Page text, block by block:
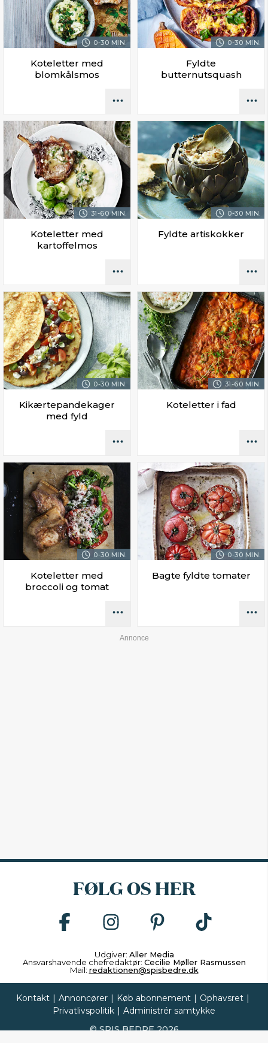
0-30 MIN.
Koteletter med
blomkålsmos
0-30 MIN.
Fyldte
butternutsquash
31-60 MIN.
Koteletter med
kartoffelmos
0-30 MIN.
Fyldte artiskokker
0-30 MIN.
Kikærtepandekager
med fyld
31-60 MIN.
Koteletter i fad
0-30 MIN.
Koteletter med
broccoli og tomat
0-30 MIN.
Bagte fyldte tomater
FØLG OS HER
Udgiver: Aller Media
Ansvarshavende chefredaktør: Cecilie Møller Rasmussen
Mail: redaktionen@spisbedre.dk
Kontakt | Annoncører | Køb abonnement | Ophavsret |
Privatlivspolitik | Administrér samtykke
©SPIS BEDRE2026